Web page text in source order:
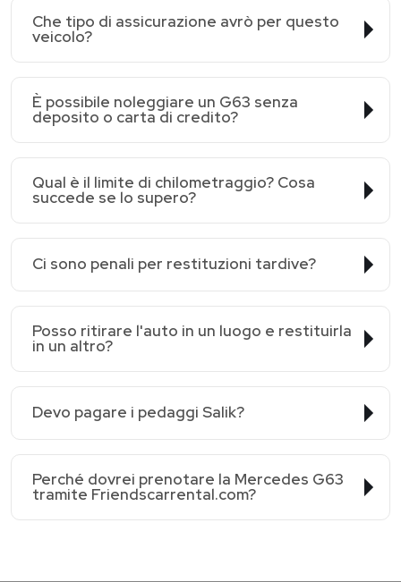
Che tipo di assicurazione avrò per questo
veicolo?
È possibile noleggiare un G63 senza
deposito o carta di credito?
Qual è il limite di chilometraggio? Cosa
succede se lo supero?
Ci sono penali per restituzioni tardive?
Posso ritirare l'auto in un luogo e restituirla
in un altro?
Devo pagare i pedaggi Salik?
Perché dovrei prenotare la Mercedes G63
tramite Friendscarrental.com?